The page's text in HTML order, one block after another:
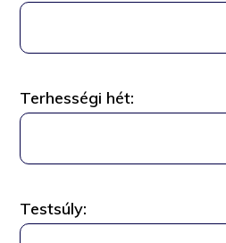
Terhességi hét:
Testsúly: